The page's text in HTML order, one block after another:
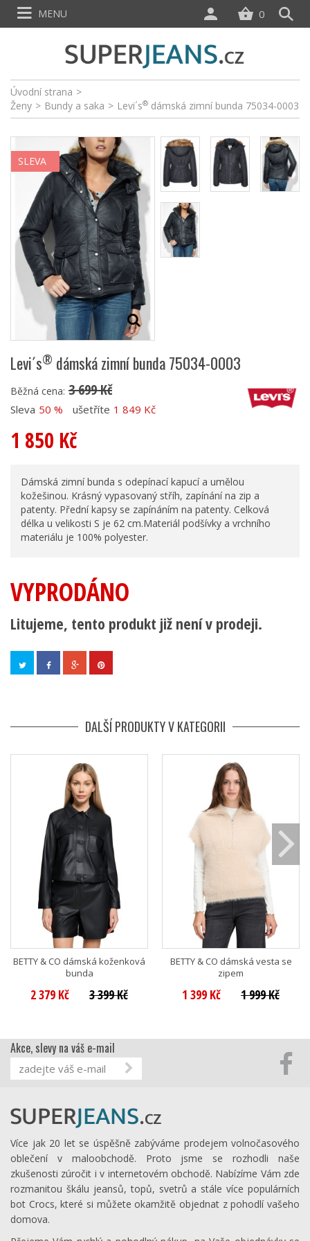
Úvodní strana >
Ženy > Bundy a saka > Levi´s® dámská zimní bunda 75034-0003
SLEVA
Levi´s® dámská zimní bunda 75034-0003
Běžná cena: 3 699 Kč
Sleva 50 % ušetříte 1 849 Kč
1 850 Kč
Dámská zimní bunda s odepínací kapucí a umělou
kožešinou. Krásný vypasovaný stříh, zapínání na zip a
patenty. Přední kapsy se zapínáním na patenty. Celková
délka u velikosti S je 62 cm.Materiál podšívky a vrchního
materiálu je 100% polyester.
VYPRODÁNO
Litujeme, tento produkt již není v prodeji.
DALŠÍ PRODUKTY V KATEGORII
BETTY & CO dámská koženková
bunda
2 379 Kč 3 399 Kč
BETTY & CO dámská vesta se
zipem
1 399 Kč 1 999 Kč
0
MENU
Akce, slevy na váš e-mail
Více jak 20 let se úspěšně zabýváme prodejem volnočasového
oblečení v maloobchodě. Proto jsme se rozhodli naše
zkušenosti zúročit i v internetovém obchodě. Nabízíme Vám zde
rozmanitou škálu jeansů, topů, svetrů a stále více populárních
bot Crocs, které si můžete okamžitě objednat z pohodlí vašeho
domova.